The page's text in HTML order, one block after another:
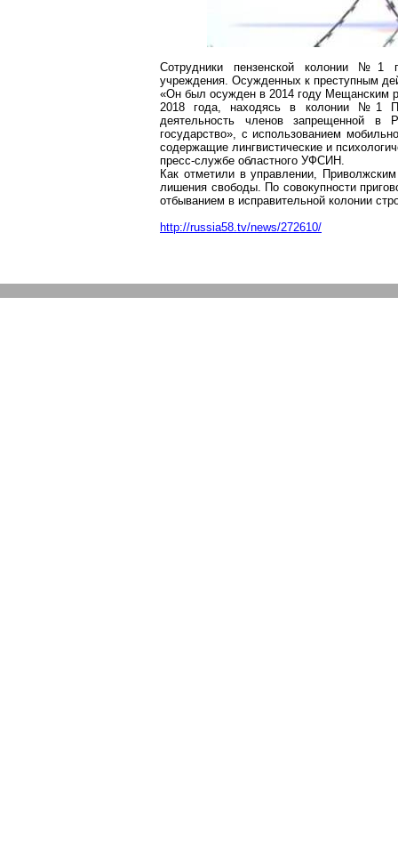
Сотрудники пензенской колонии №1
учреждения. Осужденных к преступным
«Он был осужден в 2014 году Мещанским
2018 года, находясь в колонии №1
деятельность членов запрещенной в
государство», с использованием
содержащие лингвистические и
пресс-службе областного УФСИН.
Как отметили в управлении,
лишения свободы. По совокупности
отбыванием в исправительной колонии
http://russia58.tv/news/272610/